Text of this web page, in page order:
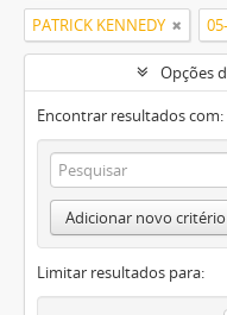
PATRICK KENNEDY
Opções
Encontrar resultados com:
Adicionar novo critério
Limitar resultados para: